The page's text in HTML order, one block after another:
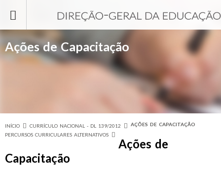
Ações de Capacitação
Está aqui
INÍCIO
CURRÍCULO NACIONAL - DL 139/2012
PERCURSOS CURRICULARES ALTERNATIVOS
AÇÕES DE CAPACITAÇÃO
Ações de
Capacitação